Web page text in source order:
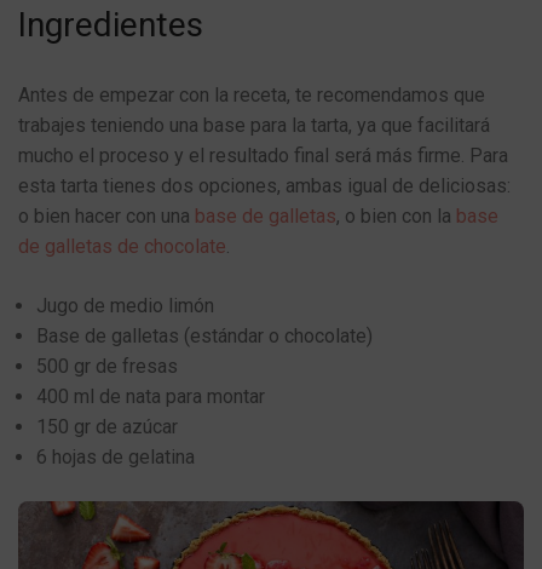
Ingredientes
Antes de empezar con la receta, te recomendamos que
trabajes teniendo una base para la tarta, ya que facilitará
mucho el proceso y el resultado final será más firme. Para
esta tarta tienes dos opciones, ambas igual de deliciosas:
o bien hacer con una base de galletas, o bien con la base
de galletas de chocolate.
Jugo de medio limón
Base de galletas (estándar o chocolate)
500 gr de fresas
400 ml de nata para montar
150 gr de azúcar
6 hojas de gelatina